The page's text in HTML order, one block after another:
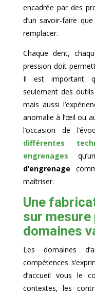
encadrée par des
d’un savoir-faire
remplacer.
Chaque dent,
pression doit
Il est important
seulement des
mais aussi
anomalie à l’œil ou
l’occasion de
différentes
engrenages
d’engrenage
maîtriser.
Une
sur mesure
domaines
Les domaines
compétences
d’accueil vous le
contextes, les